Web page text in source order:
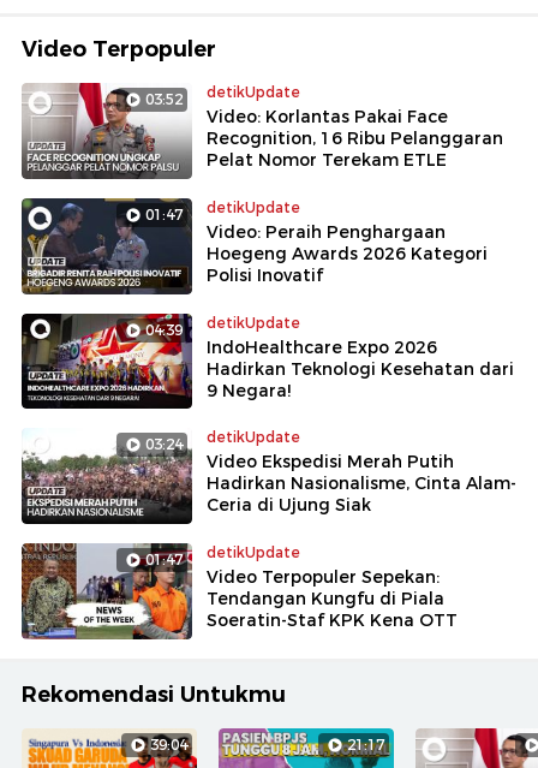
Video Terpopuler
03:52 detikUpdate
Video: Korlantas Pakai Face
Recognition, 16 Ribu Pelanggaran
Pelat Nomor Terekam ETLE
01:47 detikUpdate
Video: Peraih Penghargaan
Hoegeng Awards 2026 Kategori
Polisi Inovatif
04:39 detikUpdate
IndoHealthcare Expo 2026
Hadirkan Teknologi Kesehatan dari
9 Negara!
03:24 detikUpdate
Video Ekspedisi Merah Putih
Hadirkan Nasionalisme, Cinta Alam-
Ceria di Ujung Siak
01:47 detikUpdate
Video Terpopuler Sepekan:
Tendangan Kungfu di Piala
Soeratin-Staf KPK Kena OTT
Rekomendasi Untukmu
39:04 21:17